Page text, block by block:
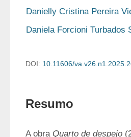
Danielly Cristina Pereira
Daniela Forcioni Turbados
DOI: 10.11606/
Resumo
A obra Quarto de despejo